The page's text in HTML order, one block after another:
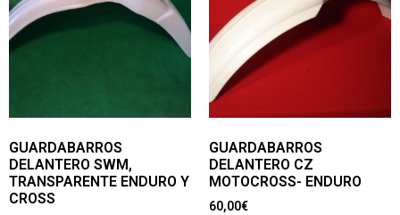
GUARDABARROS
DELANTERO SWM,
TRANSPARENTE ENDURO Y
CROSS
GUARDABARROS
DELANTERO CZ
MOTOCROSS- ENDURO
60,00€